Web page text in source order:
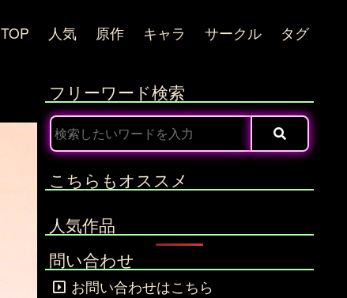
TOP 人気 原作 キャラ サークル タグ
フリーワード検索
こちらもオススメ
人気作品
問い合わせ
お問い合わせはこちら